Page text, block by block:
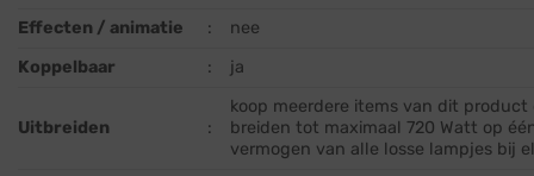
Effecten / animatie
:
nee
Koppelbaar
: ja
Uitbreiden :
koop meerdere items van dit
breiden tot maximaal 720 Watt op
vermogen van alle losse lampjes bij